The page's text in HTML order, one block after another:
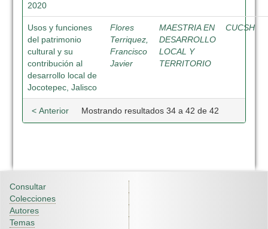
2020
Usos y funciones
del patrimonio
cultural y su
contribución al
desarrollo local de
Jocotepec, Jalisco
Flores
Terriquez,
Francisco
Javier
MAESTRIA EN
DESARROLLO
LOCAL Y
TERRITORIO
CUCSH
Mostrando resultados 34 a 42 de 42
< Anterior
Consultar
Colecciones
Autores
Temas